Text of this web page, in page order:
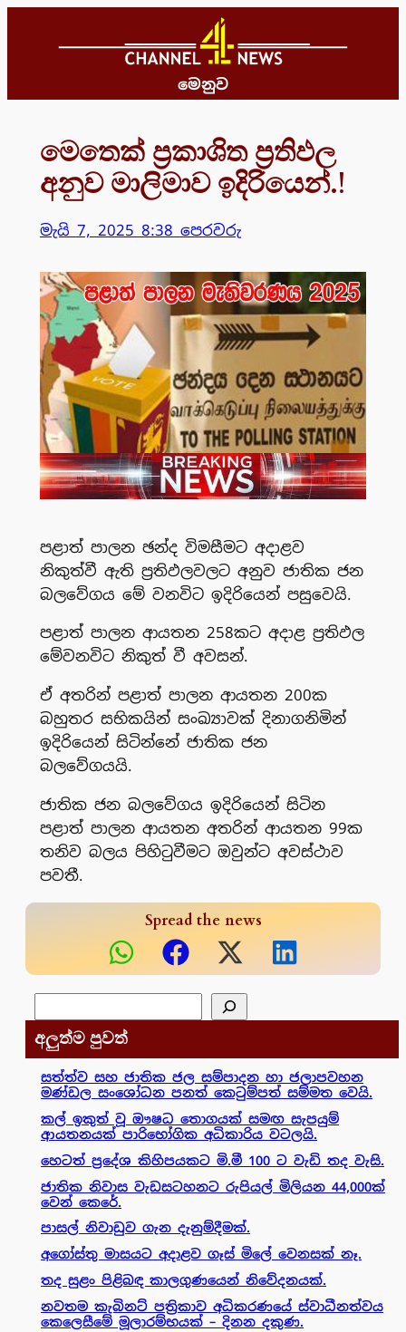
මෙනුව
මෙතෙක් ප්‍රකාශිත ප්‍රතිඵල
අනුව මාලිමාව ඉදිරියෙන්.!
මැයි 7, 2025 8:38 පෙරවරු
පළාත් පාලන ඡන්ද විමසීමට අදාළව
නිකුත්වී ඇති ප්‍රතිඵලවලට අනුව ජාතික ජන
බලවේගය මේ වනවිට ඉදිරියෙන් පසුවෙයි.
පළාත් පාලන ආයතන 258කට අදාළ ප්‍රතිඵල
මේවනවිට නිකුත් වී අවසන්.
ඒ අතරින් පළාත් පාලන ආයතන 200ක
බහුතර සභිකයින් සංඛ්‍යාවක් දිනාගනිමින්
ඉදිරියෙන් සිටින්නේ ජාතික ජන
බලවේගයයි.
ජාතික ජන බලවේගය ඉදිරියෙන් සිටින
පළාත් පාලන ආයතන අතරින් ආයතන 99ක
තනිව බලය පිහිටුවීමට ඔවුන්ට අවස්ථාව
පවතී.
Spread the news
අලුත්ම පුවත්
සත්ත්ව සහ ජාතික ජල සම්පාදන හා ජලාපවහන
මණ්ඩල සංශෝධන පනත් කෙටුම්පත් සම්මත වෙයි.
කල් ඉකුත් වූ ඖෂධ තොගයක් සමඟ සැපයුම්
ආයතනයක් පාරිභෝගික අධිකාරිය වටලයි.
හෙටත් ප්‍රදේශ කිහිපයකට මි.මී 100 ට වැඩි තද වැසි.
ජාතික නිවාස වැඩසටහනට රුපියල් මිලියන 44,000ක්
වෙන් කෙරේ.
පාසල් නිවාඩුව ගැන දැනුම්දීමක්.
අගෝස්තු මාසයට අදාළව ගෑස් මිලේ වෙනසක් නෑ.
තද සුළං පිළිබඳ කාලගුණයෙන් නිවේදනයක්.
නවතම කැබිනට් පත්‍රිකාව අධිකරණයේ ස්වාධීනත්වය
කෙලෙසීමේ මූලාරම්භයක් – දිනන දකුණ.